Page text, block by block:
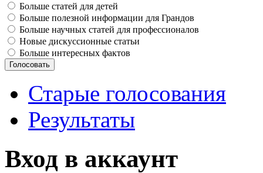
Больше статей для детей
Больше полезной информации для Грандов
Больше научных статей для профессионалов
Новые дискуссионные статьи
Больше интересных фактов
Старые голосования
Результаты
Вход в аккаунт